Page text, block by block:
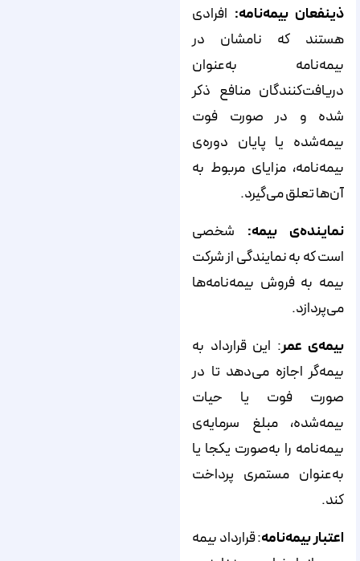
ذینفعان بیمه‌نامه: افرادی
هستند که نامشان در
بیمه‌نامه به‌عنوان
دریافت‌کنندگان منافع ذکر
شده و در صورت فوت
بیمه‌شده یا پایان دوره‌ی
بیمه‌نامه، مزایای مربوط به
آن‌ها تعلق می‌گیرد.
نماینده‌ی بیمه: شخصی
است که به نمایندگی از شرکت
بیمه به فروش بیمه‌نامه‌ها
می‌پردازد.
بیمه‌ی عمر: این قرارداد به
بیمه‌گر اجازه می‌دهد تا در
صورت فوت یا حیات
بیمه‌شده، مبلغ سرمایه‌ی
بیمه‌نامه را به‌صورت یکجا یا
به‌عنوان مستمری پرداخت
کند.
اعتبار بیمه‌نامه: قرارداد بیمه